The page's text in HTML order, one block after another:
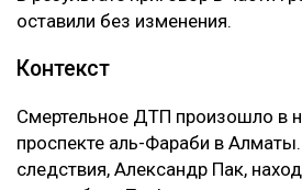
обстоятельств дела, характера
осужденного, а также
отдельно указала, что
присужденной суммой само по
свидетельствует о